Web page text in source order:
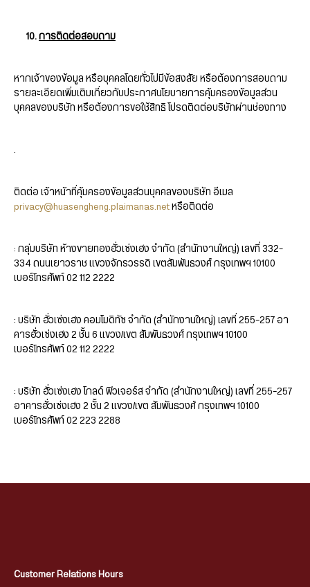
10. การติดต่อสอบถาม
หากเจ้าของข้อมูล หรือบุคคลโดยทั่วไปมีข้อสงสัย หรือต้องการสอบถาม
รายละเอียดเพิ่มเติมเกี่ยวกับประกาศนโยบายการคุ้มครองข้อมูลส่วน
บุคคลของบริษัท หรือต้องการขอใช้สิทธิ โปรดติดต่อบริษัทผ่านช่องทาง
.
ติดต่อ เจ้าหน้าที่คุ้มครองข้อมูลส่วนบุคคลของบริษัท อีเมล
privacy@huasengheng.plaimanas.net หรือติดต่อ
: กลุ่มบริษัท ห้างขายทองฮั่วเซ่งเฮง จำกัด (สำนักงานใหญ่) เลขที่ 332–
334 ถนนเยาวราช แขวงจักรวรรดิ เขตสัมพันธวงศ์ กรุงเทพฯ 10100
เบอร์โทรศัพท์ 02 112 2222
: บริษัท ฮั่วเซ่งเฮง คอมโมดิทัซ จำกัด (สำนักงานใหญ่) เลขที่ 255-257 อา
คารฮั่วเซ่งเฮง 2 ชั้น 6 แขวง/เขต สัมพันธวงศ์ กรุงเทพฯ 10100
เบอร์โทรศัพท์ 02 112 2222
: บริษัท ฮั่วเซ่งเฮง โกลด์ ฟิวเจอร์ส จำกัด (สำนักงานใหญ่) เลขที่ 255-257
อาคารฮั่วเซ่งเฮง 2 ชั้น 2 แขวง/เขต สัมพันธวงศ์ กรุงเทพฯ 10100
เบอร์โทรศัพท์ 02 223 2288
Customer Relations Hours